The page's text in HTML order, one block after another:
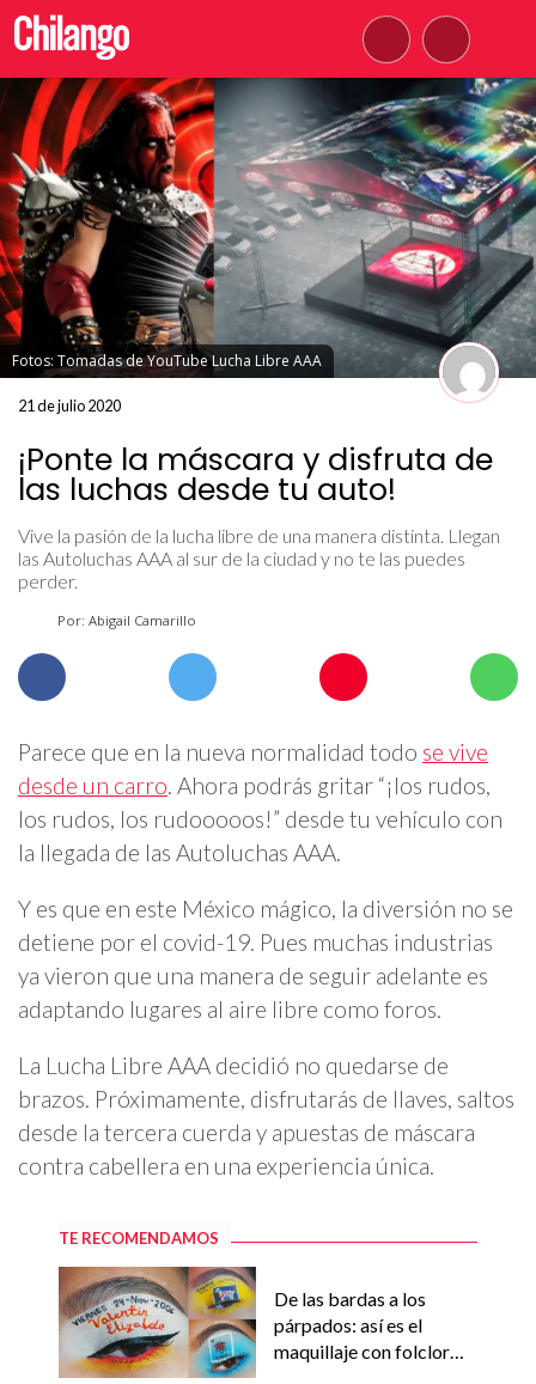
Fotos: Tomadas de YouTube Lucha Libre AAA
21 de julio 2020
¡Ponte la máscara y disfruta de
las luchas desde tu auto!
Vive la pasión de la lucha libre de una manera distinta. Llegan
las Autoluchas AAA al sur de la ciudad y no te las puedes
perder.
Por: Abigail Camarillo
Parece que en la nueva normalidad todo se vive
desde un carro. Ahora podrás gritar “¡los rudos,
los rudos, los rudooooos!” desde tu vehículo con
la llegada de las Autoluchas AAA.
Y es que en este México mágico, la diversión no se
detiene por el covid-19. Pues muchas industrias
ya vieron que una manera de seguir adelante es
adaptando lugares al aire libre como foros.
La Lucha Libre AAA decidió no quedarse de
brazos. Próximamente, disfrutarás de llaves, saltos
desde la tercera cuerda y apuestas de máscara
contra cabellera en una experiencia única.
TE RECOMENDAMOS
De las bardas a los
párpados: así es el
maquillaje con folclor